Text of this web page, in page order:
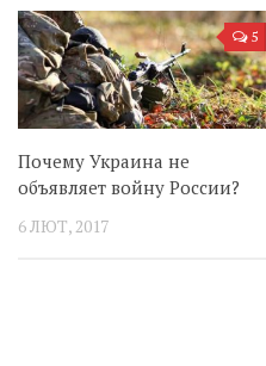
5
Почему Украина не
объявляет войну России?
6 ЛЮТ, 2017